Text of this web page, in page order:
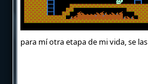
para mí otra etapa de mi vida, se